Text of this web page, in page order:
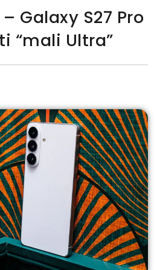
Galaxy S27 Pro
“mali Ultra”